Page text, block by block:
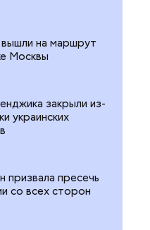
на маршрут
Москвы
закрыли из-
украинских
призвала пресечь
со всех сторон